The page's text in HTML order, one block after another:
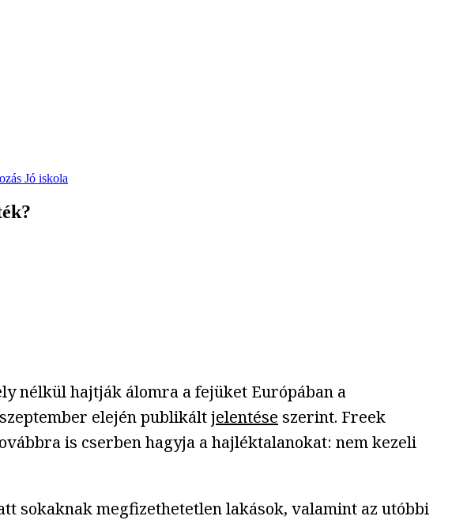
Jó iskola
nélkül hajtják álomra a fejüket Európában a
elején publikáltjelentése szerint. Freek
is cserben hagyja a hajléktalanokat: nem kezeli
sokaknak megfizethetetlen lakások, valamint az utóbbi